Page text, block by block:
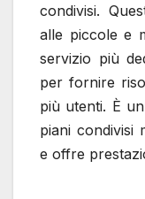
condivisi.
alle piccole e
servizio più
per fornire
più utenti. È
piani condivisi
e offre